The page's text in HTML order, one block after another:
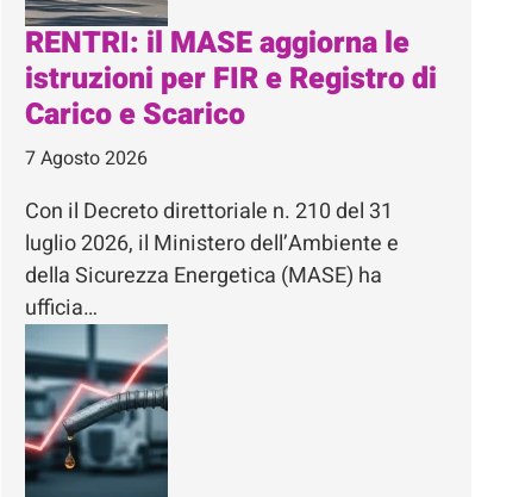
RENTRI: il MASE aggiorna le
istruzioni per FIR e Registro di
Carico e Scarico
7 Agosto 2026
Con il Decreto direttoriale n. 210 del 31
luglio 2026, il Ministero dell’Ambiente e
della Sicurezza Energetica (MASE) ha
ufficia…